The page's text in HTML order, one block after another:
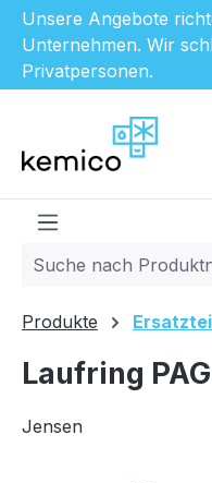
Unsere Angebote
Unternehmen. Wir
Privatpersonen.
Zum Hauptinhalt
Produkte
Laufring
Jensen